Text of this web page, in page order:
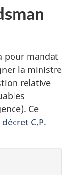
pour mandat
la ministre
relative
Ce
décret C.P.